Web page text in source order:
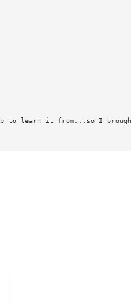
it from...so I brought